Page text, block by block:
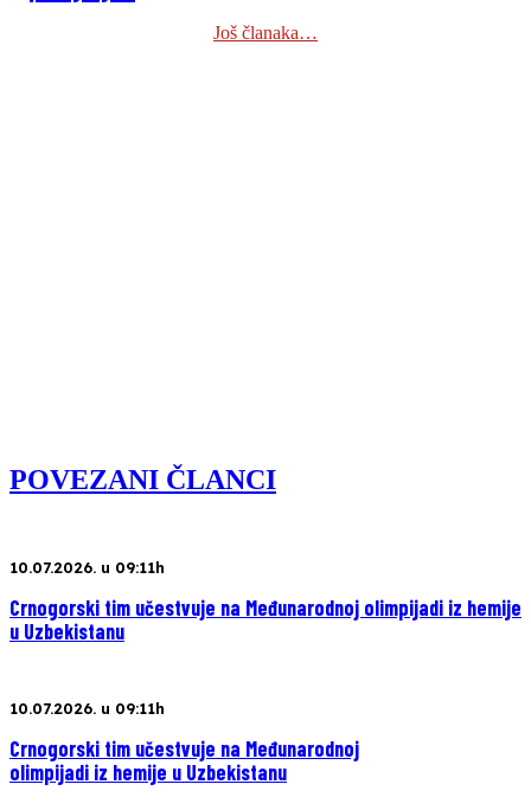
Još članaka…
POVEZANI ČLANCI
10.07.2026. u 09:11h
Crnogorski tim učestvuje na Međunarodnoj olimpijadi iz hemije
u Uzbekistanu
10.07.2026. u 09:11h
Crnogorski tim učestvuje na Međunarodnoj
olimpijadi iz hemije u Uzbekistanu